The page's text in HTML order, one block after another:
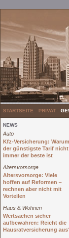
STARTSEITE PRIVAT
NEWS
Auto
Kfz-Versicherung: Warum
der günstigste Tarif nicht
immer der beste ist
Altersvorsorge
Altersvorsorge: Viele
hoffen auf Reformen –
rechnen aber nicht mit
Vorteilen
Haus & Wohnen
Wertsachen sicher
aufbewahren: Reicht die
Hausratversicherung